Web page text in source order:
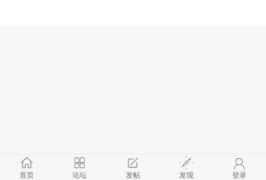
首页 论坛 发帖 发现 登录